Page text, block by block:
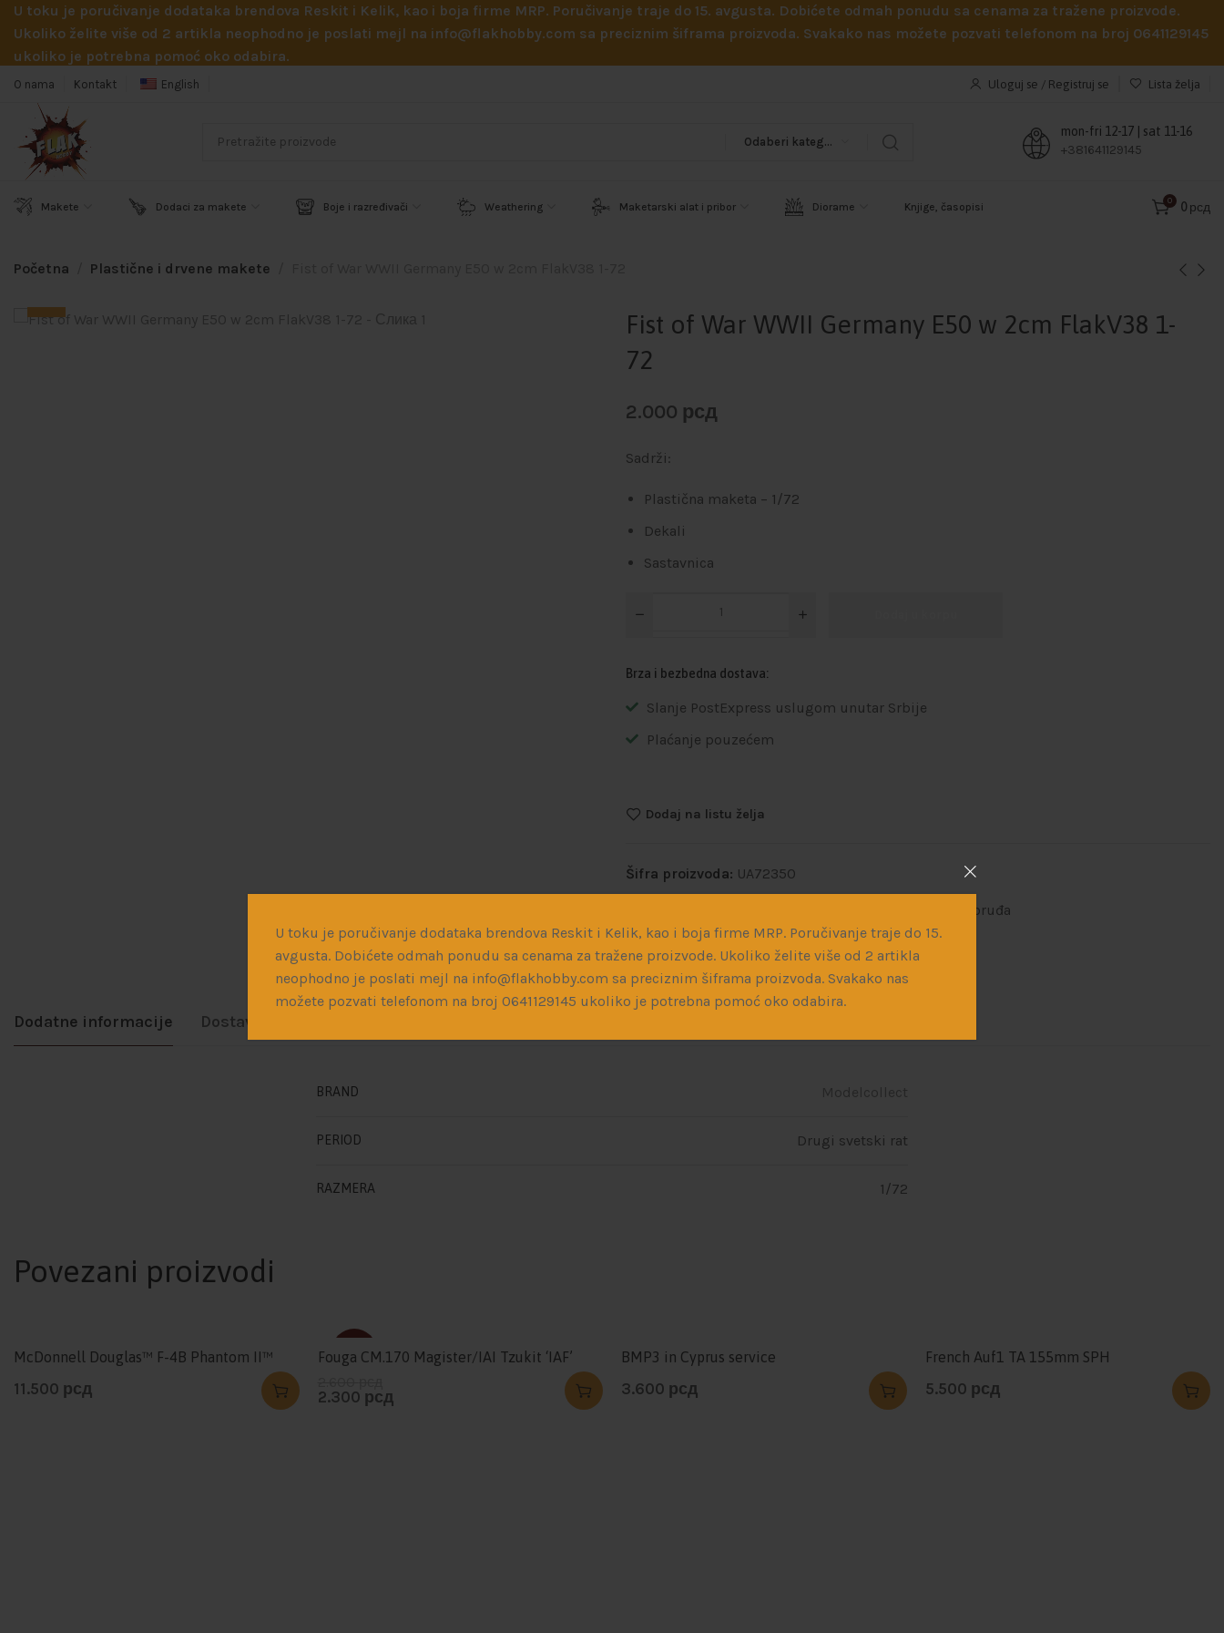
U toku je poručivanje dodataka brendova Reskit i Kelik, kao i boja firme MRP. Poručivanje traje do 15.
avgusta. Dobićete odmah ponudu sa cenama za tražene proizvode. Ukoliko želite više od 2 artikla
neophodno je poslati mejl na info@flakhobby.com sa preciznim šiframa proizvoda. Svakako nas
možete pozvati telefonom na broj 0641129145 ukoliko je potrebna pomoć oko odabira.
U toku je poručivanje dodataka brendova Reskit i Kelik, kao i boja firme MRP. Poručivanje traje do 15. avgusta. Dobićete odmah ponudu sa cenama za tražene proizvode.
Ukoliko želite više od 2 artikla neophodno je poslati mejl na info@flakhobby.com sa preciznim šiframa proizvoda. Svakako nas možete pozvati telefonom na broj 0641129145
ukoliko je potrebna pomoć oko odabira.
O nama Kontakt English Uloguj se / Registruj se Lista želja
Odaberi kategoriju
mon-fri 12-17 | sat 11-16
+381641129145
Makete Dodaci za makete Boje i razređivači Weathering Maketarski alat i pribor Diorame Knjige, časopisi 0 0 рсд
Početna Plastične i drvene makete
Fist of War WWII Germany E50 w 2cm FlakV38 1-
72
2.000 рсд
Sadrži:
Plastična maketa – 1/72
Dekali
Sastavnica
Brza i bezbedna dostava:
Slanje PostExpress uslugom unutar Srbije
Plaćanje pouzećem
Dodaj na listu želja
Šifra proizvoda: UA72350
Vojna vozila i oruđa
Dodatne informacije Dostava
BRAND
PERIOD Drugi svetski rat
RAZMERA 1/72
Povezani proizvodi
McDonnell Douglas™ F-4B Phantom II™
11.500 рсд
-12%
Fouga CM.170 Magister/IAI Tzukit ‘IAF’
2.300 рсд
BMP3 in Cyprus service
3.600 рсд
French Auf1 TA 155mm SPH
5.500 рсд